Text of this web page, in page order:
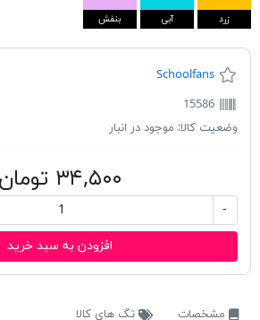
زرد آبی بنفش
Schoolfans
15586
وضعیت کالا: موجود در انبار
۳۴,۵۰۰ تومان
-
افزودن به سبد خرید
مشخصات تگ های کالا